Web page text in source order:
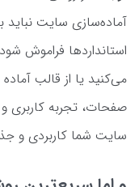
آماده‌سازی سایت
استانداردها فراموش
می‌کنید یا از قالب
صفحات، تجربه کاربری
سایت شما کاربردی و